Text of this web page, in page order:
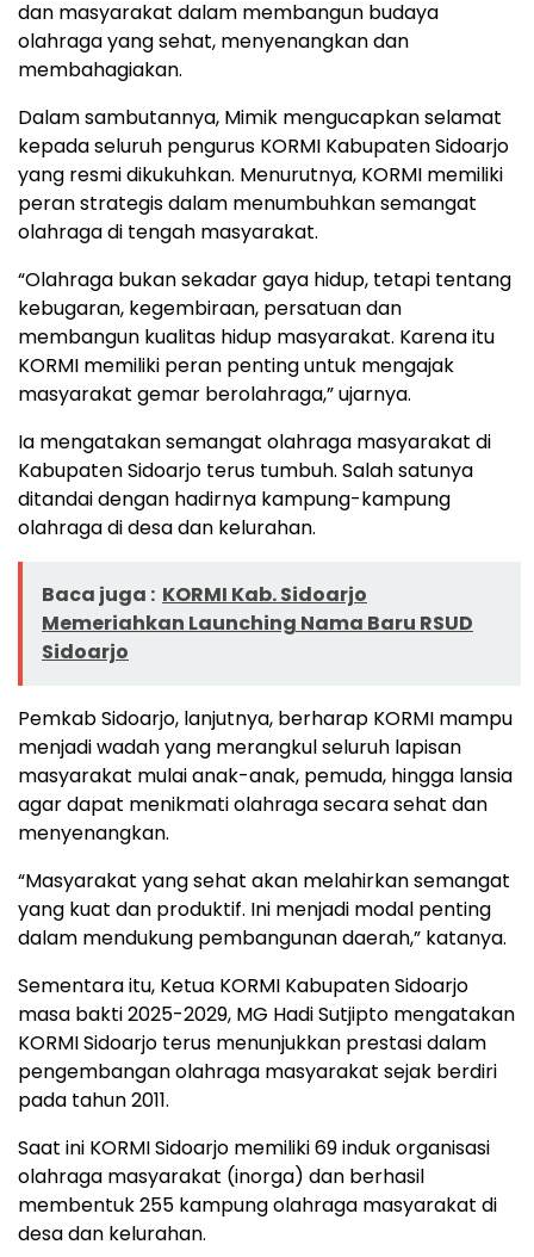
dan masyarakat dalam membangun budaya
olahraga yang sehat, menyenangkan dan
membahagiakan.
Dalam sambutannya, Mimik mengucapkan selamat
kepada seluruh pengurus KORMI Kabupaten Sidoarjo
yang resmi dikukuhkan. Menurutnya, KORMI memiliki
peran strategis dalam menumbuhkan semangat
olahraga di tengah masyarakat.
“Olahraga bukan sekadar gaya hidup, tetapi tentang
kebugaran, kegembiraan, persatuan dan
membangun kualitas hidup masyarakat. Karena itu
KORMI memiliki peran penting untuk mengajak
masyarakat gemar berolahraga,” ujarnya.
Ia mengatakan semangat olahraga masyarakat di
Kabupaten Sidoarjo terus tumbuh. Salah satunya
ditandai dengan hadirnya kampung-kampung
olahraga di desa dan kelurahan.
Baca juga : KORMI Kab. Sidoarjo
Memeriahkan Launching Nama Baru RSUD
Sidoarjo
Pemkab Sidoarjo, lanjutnya, berharap KORMI mampu
menjadi wadah yang merangkul seluruh lapisan
masyarakat mulai anak-anak, pemuda, hingga lansia
agar dapat menikmati olahraga secara sehat dan
menyenangkan.
“Masyarakat yang sehat akan melahirkan semangat
yang kuat dan produktif. Ini menjadi modal penting
dalam mendukung pembangunan daerah,” katanya.
Sementara itu, Ketua KORMI Kabupaten Sidoarjo
masa bakti 2025-2029, MG Hadi Sutjipto mengatakan
KORMI Sidoarjo terus menunjukkan prestasi dalam
pengembangan olahraga masyarakat sejak berdiri
pada tahun 2011.
Saat ini KORMI Sidoarjo memiliki 69 induk organisasi
olahraga masyarakat (inorga) dan berhasil
membentuk 255 kampung olahraga masyarakat di
desa dan kelurahan.